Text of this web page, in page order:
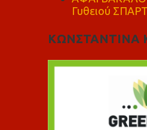
Γυθειού
ΚΩΝΣΤΑΝΤΙΝΑ